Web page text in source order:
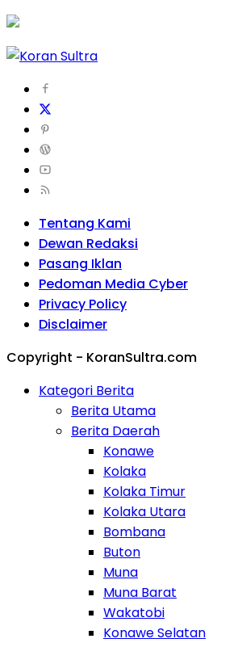
Tentang Kami
Dewan Redaksi
Pasang Iklan
Pedoman Media Cyber
Privacy Policy
Disclaimer
Copyright - KoranSultra.com
Kategori Berita
Berita Utama
Berita Daerah
Konawe
Kolaka
Kolaka Timur
Kolaka Utara
Bombana
Buton
Muna
Muna Barat
Wakatobi
Konawe Selatan